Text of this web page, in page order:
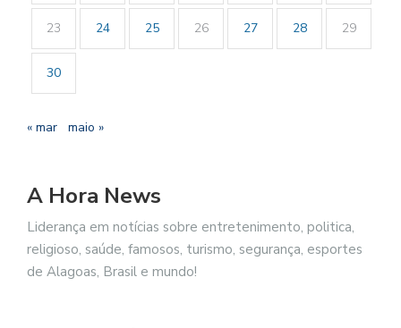
23 24 25 26 27 28 29
30
« mar maio »
A Hora News
Liderança em notícias sobre entretenimento, politica,
religioso, saúde, famosos, turismo, segurança, esportes
de Alagoas, Brasil e mundo!